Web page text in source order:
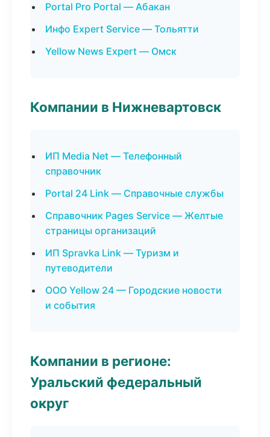
Portal Pro Portal — Абакан
Инфо Expert Service — Тольятти
Yellow News Expert — Омск
Компании в Нижневартовск
ИП Media Net — Телефонный
справочник
Portal 24 Link — Справочные службы
Справочник Pages Service — Желтые
страницы организаций
ИП Spravka Link — Туризм и
путеводители
ООО Yellow 24 — Городские новости
и события
Компании в регионе:
Уральский федеральный
округ